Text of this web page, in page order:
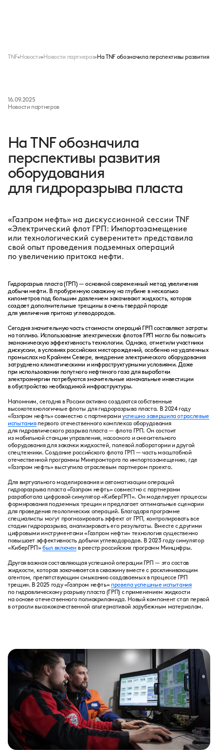
TNF Новости Новости партнеров На TNF обозначила перспективы развития
16.09.2025
Новости партнеров
На TNF обозначила
перспективы развития
оборудования
для гидроразрыва пласта
«Газпром нефть» на дискуссионной сессии TNF
«Электрический флот ГРП: Импортозамещение
или технологический суверенитет» представила
свой опыт проведения подземных операций
по увеличению притока нефти.
Гидроразрыв пласта (ГРП) — основной современный метод увеличения
добычи нефти. В пробуренную скважину на глубине в несколько
километров под большим давлением закачивают жидкость, которая
создает дополнительные трещины в очень твердой породе
для увеличения притока углеводородов.
Сегодня значительную часть стоимости операций ГРП составляют затраты
на топливо. Использование электрических флотов ГРП могло бы повысить
экономическую эффективность технологии. Однако, отметили участники
дискуссии, в условиях российских месторождений, особенно на удаленных
промыслах на Крайнем Севере, внедрение электрического оборудования
затруднено климатическими и инфраструктурными условиями. Даже
при использовании попутного нефтяного газа для выработки
электроэнергии потребуются значительные изначальные инвестиции
в обустройство необходимой инфраструктуры.
Напомним, сегодня в России активно создаются собственные
высокотехнологичные флоты для гидроразрыва пласта. В 2024 году
«Газпром нефть» совместно с партнерамиуспешно завершила отраслевые
испытанияпервого отечественного комплекса оборудования
для гидравлического разрыва пласта — флота ГРП. Он состоит
из мобильной станции управления, насосного и смесительного
оборудования для закачки жидкостей, полевой лаборатории и другой
спецтехники. Создание российского флота ГРП — часть масштабной
отечественной программы Минпромторга по импортозамещению, где
«Газпром нефть» выступила отраслевым партнером проекта.
Для виртуального моделирования и автоматизации операций
гидроразрыва пласта «Газпром нефть» совместно с партнерами
разработала цифровой симулятор «КиберГРП». Он моделирует процессы
формирования подземных трещин и предлагает оптимальные сценарии
для проведения геологических операций. Благодаря программе
специалисты могут прогнозировать эффект от ГРП, контролировать все
стадии гидроразрыва, анализировать его результаты. Вместе с другими
цифровыми инструментами «Газпром нефти» технология существенно
повышает эффективность добычи углеводородов. В 2023 году симулятор
«КиберГРП»был включен в реестр российских программ Минцифры.
Другая важная составляющая успешной операции ГРП — это состав
жидкости, которая закачивается в скважину вместе с расклинивающим
агентом, препятствующим смыканию создаваемых в процессе ГРП
трещин. В 2025 году «Газпром нефть» провела успешные испытания
по гидравлическому разрыву пласта (ГРП) c применением жидкости
на основе отечественного полиакриламида. Новый компонент стал первой
в отрасли высококачественной альтернативой зарубежным материалам.